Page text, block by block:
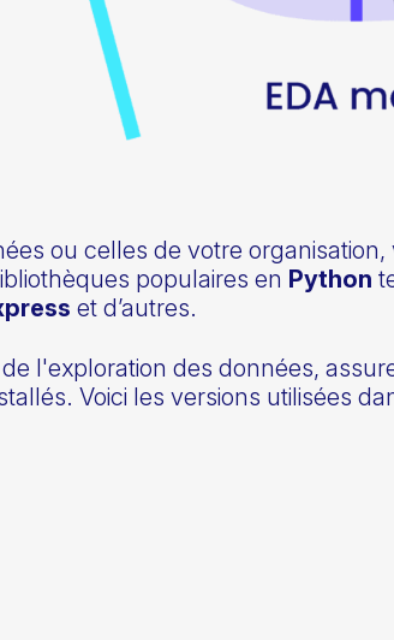
ou celles de votre
populaires en Python
et d’autres.
l'exploration des données,
Voici les versions utilisées